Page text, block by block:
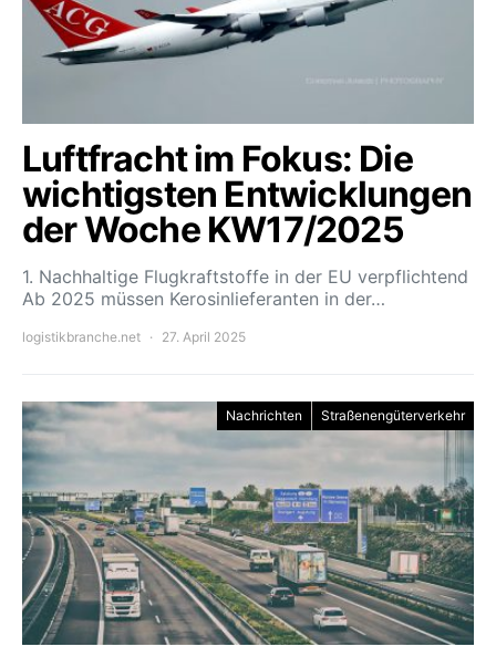
Luftfracht im Fokus: Die
wichtigsten Entwicklungen
der Woche KW17/2025
1. Nachhaltige Flugkraftstoffe in der EU verpflichtend
Ab 2025 müssen Kerosinlieferanten in der…
logistikbranche.net 27. April 2025
Nachrichten Straßenengüterverkehr